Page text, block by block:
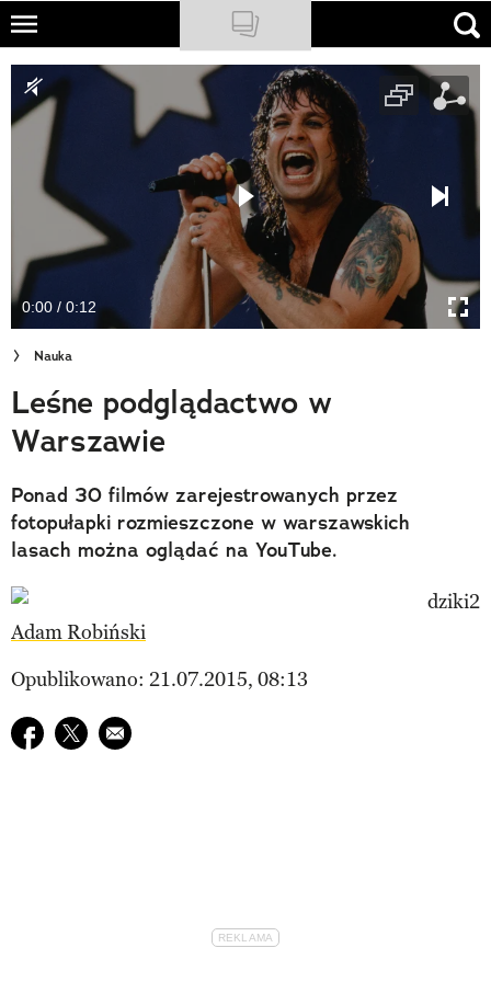
Skip
main
content
NATIONAL GEOGRAPHIC
TRAVELER
PODCASTY
Newsletter
Cuda Polski
Wielki Konkurs Fotograficzny
Trendbook Podróżniczy
Polecane
0:00 / 0:12
Nauka
Leśne podglądactwo w
Warszawie
Ponad 30 filmów zarejestrowanych przez
fotopułapki rozmieszczone w warszawskich
lasach można oglądać na YouTube.
Adam Robiński
Opublikowano: 21.07.2015, 08:13
Udostępnij na facebook
Udostępnij na twitter
E-mail do przyjaciela